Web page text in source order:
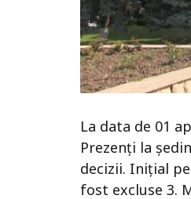
La data de 01
Prezenți la
decizii. Inițial
fost excluse 3.